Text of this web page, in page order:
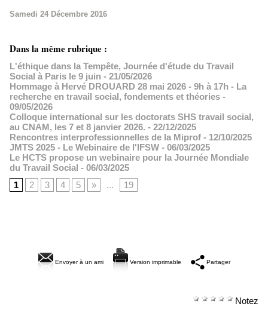
Samedi 24 Décembre 2016
Dans la même rubrique :
L'éthique dans la Tempête, Journée d'étude du Travail
Social à Paris le 9 juin - 21/05/2026
Hommage à Hervé DROUARD 28 mai 2026 - 9h à 17h - La
recherche en travail social, fondements et théories -
09/05/2026
Colloque international sur les doctorats SHS travail social,
au CNAM, les 7 et 8 janvier 2026. - 22/12/2025
Rencontres interprofessionnelles de la Miprof - 12/10/2025
JMTS 2025 - Le Webinaire de l'IFSW - 06/03/2025
Le HCTS propose un webinaire pour la Journée Mondiale
du Travail Social - 06/03/2025
1
2 3 4 5 » ... 19
Envoyer à un ami Version imprimable Partager
Notez